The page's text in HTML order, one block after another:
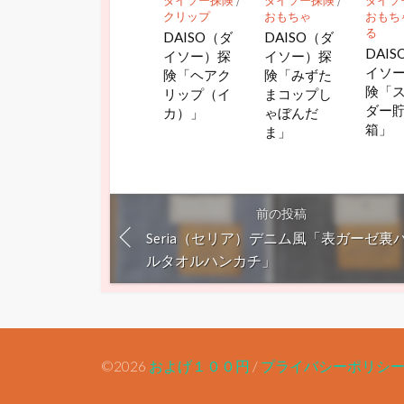
クリップ
DAISO（ダ
イソー）探
険「ヘアク
リップ（イ
カ）」
おもちゃ
DAISO（ダ
イソー）探
険「みずた
まコップし
ゃぼんだ
ま」
おもち
る
イソ
険「
ダー
箱」
前の投稿
Seria（セリア）デニム風「表ガーゼ裏
ルタオルハンカチ」
©2026 およげ１００円 / プライバシーポリシー